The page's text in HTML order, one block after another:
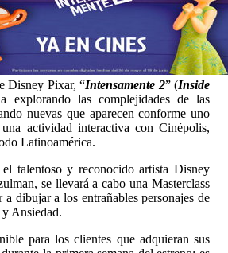
Disney Pixar, “Intensamente 2” (Inside
explorando las complejidades de las
nuevas que aparecen conforme uno
actividad interactiva con Cinépolis,
Latinoamérica.
talentoso y reconocido artista Disney
se llevará a cabo una Masterclass
a dibujar a los entrañables personajes de
Ansiedad.
para los clientes que adquieran sus